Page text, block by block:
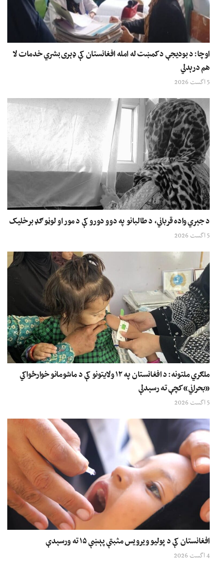
اوچا: د بودیجې د کمښت له امله افغانستان کې ډېری بشري خدمات لا
هم درېدلي
5 اگست 2026
د جبري واده قرباني، د طالبانو په دوو دورو کې د مور او لوڼو ګډ برخلیک
5 اگست 2026
ملګري ملتونه: د افغانستان په ۱۲ ولایتونو کې د ماشومانو خوارځواکي
«بحراني» کچې ته رسېدلې
5 اگست 2026
افغانستان کې د پولیو ویرویس مثبتې پېښې ۱۵ ته ورسېدې
4 اگست 2026